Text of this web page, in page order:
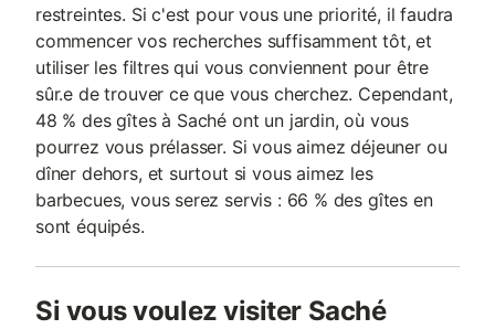
restreintes. Si c'est pour vous une priorité, il faudra
commencer vos recherches suffisamment tôt, et
utiliser les filtres qui vous conviennent pour être
sûr.e de trouver ce que vous cherchez. Cependant,
48 % des gîtes à Saché ont un jardin, où vous
pourrez vous prélasser. Si vous aimez déjeuner ou
dîner dehors, et surtout si vous aimez les
barbecues, vous serez servis : 66 % des gîtes en
sont équipés.
Si vous voulez visiter Saché